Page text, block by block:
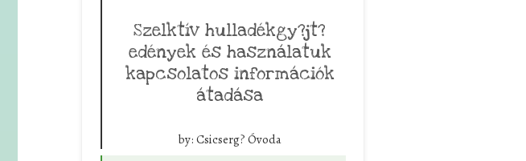
Szelktív hulladékgy?jt?
edények és használatuk
kapcsolatos információk
átadása
by: Csicserg? Óvoda